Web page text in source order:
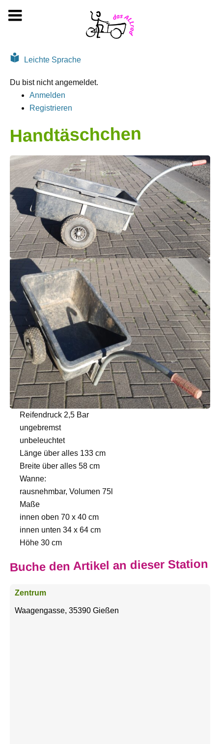
Zum
Leichte Sprache
Du bist nicht angemeldet.
Anmelden
Registrieren
Handtäschchen
Reifendruck 2,5 Bar
ungebremst
unbeleuchtet
Länge über alles 133 cm
Breite über alles 58 cm
Wanne:
rausnehmbar, Volumen 75l
Maße
innen oben 70 x 40 cm
innen unten 34 x 64 cm
Höhe 30 cm
Buche den Artikel an dieser Station
Zentrum
Waagengasse, 35390 Gießen